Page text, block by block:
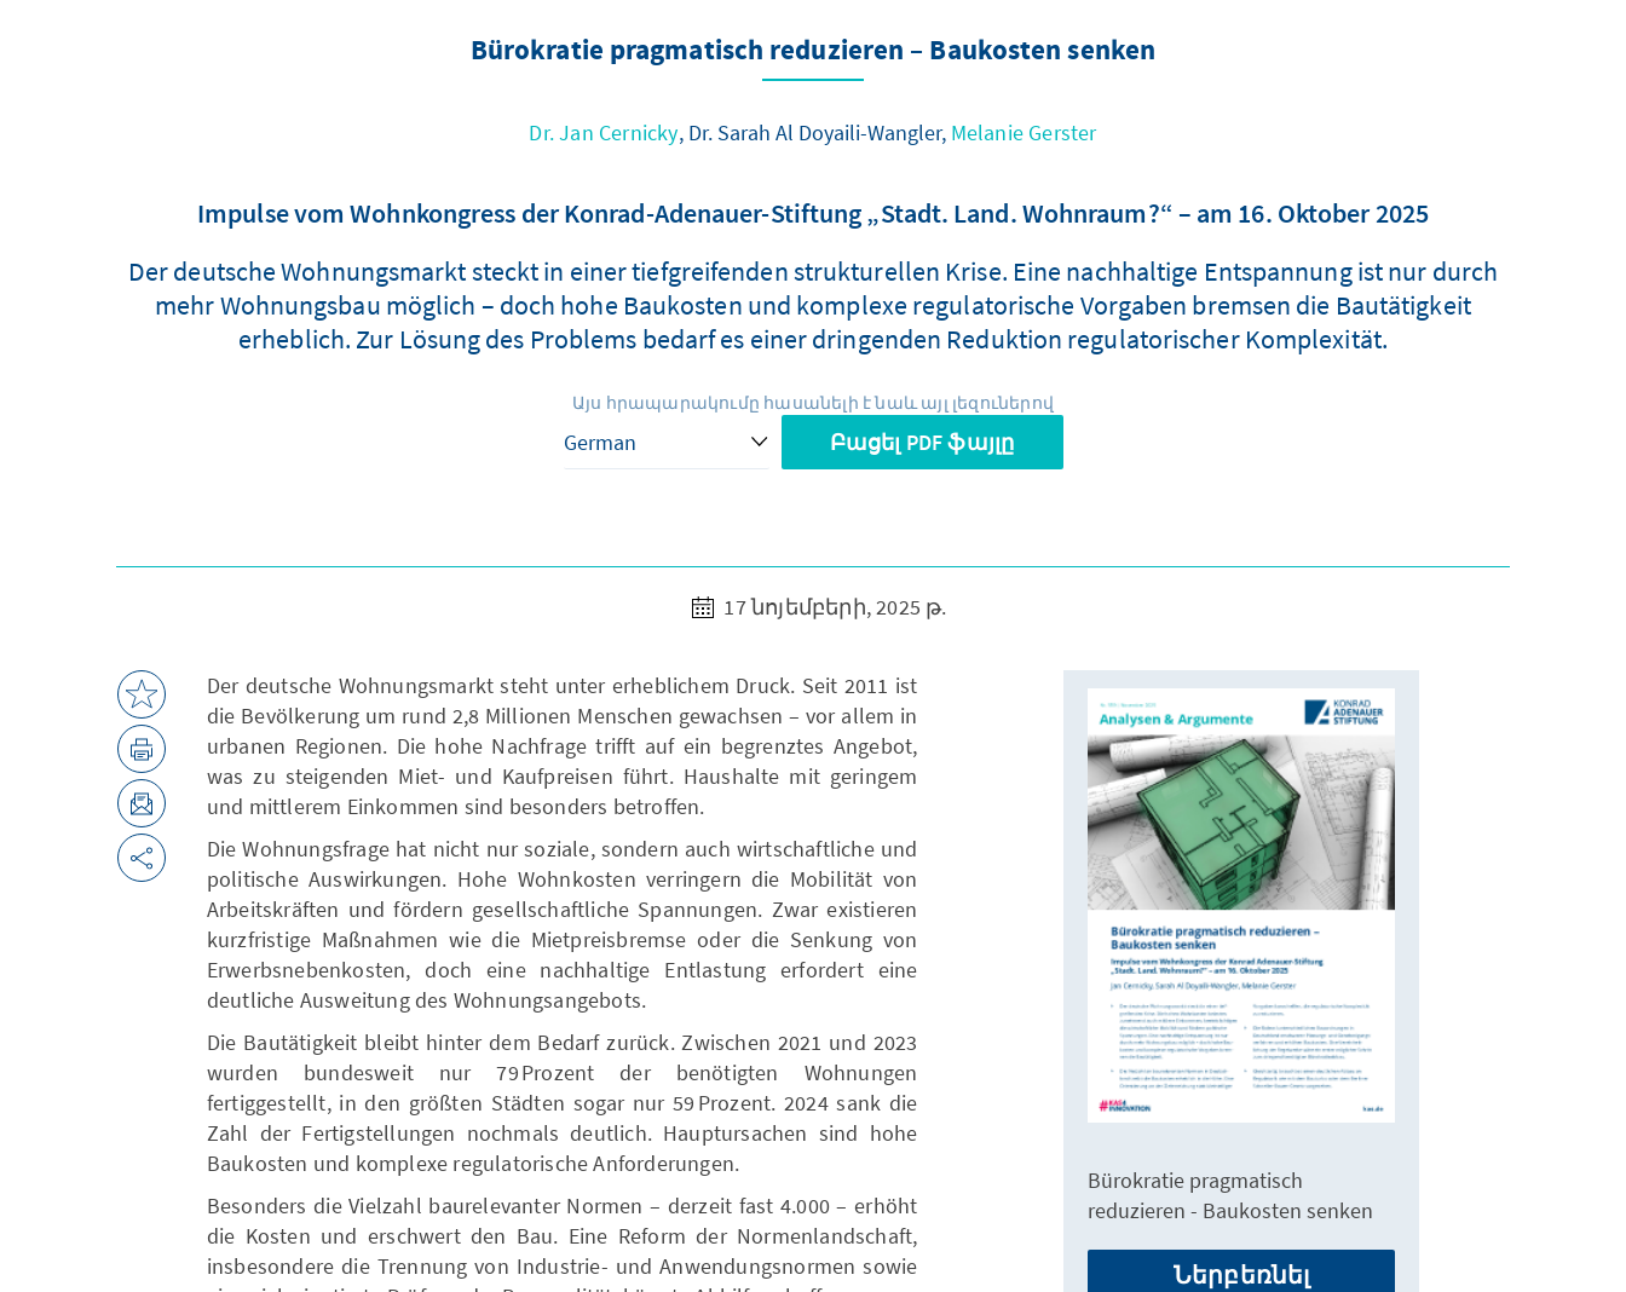
Bürokratie pragmatisch reduzieren – Baukosten senken
Dr. Jan Cernicky, Dr. Sarah Al Doyaili-Wangler, Melanie Gerster
Impulse vom Wohnkongress der Konrad-Adenauer-Stiftung „Stadt. Land. Wohnraum?“ – am 16. Oktober 2025
Der deutsche Wohnungsmarkt steckt in einer tiefgreifenden strukturellen Krise. Eine nachhaltige Entspannung ist nur durch
mehr Wohnungsbau möglich – doch hohe Baukosten und komplexe regulatorische Vorgaben bremsen die Bautätigkeit
erheblich. Zur Lösung des Problems bedarf es einer dringenden Reduktion regulatorischer Komplexität.
Այս հրապարակումը հասանելի է նաև այլ լեզուներով
Բացել PDF ֆայլը
17 նոյեմբերի, 2025 թ.
Der deutsche Wohnungsmarkt steht unter erheblichem Druck. Seit 2011 ist
die Bevölkerung um rund 2,8 Millionen Menschen gewachsen – vor allem in
urbanen Regionen. Die hohe Nachfrage trifft auf ein begrenztes Angebot,
was zu steigenden Miet- und Kaufpreisen führt. Haushalte mit geringem
und mittlerem Einkommen sind besonders betroffen.
Die Wohnungsfrage hat nicht nur soziale, sondern auch wirtschaftliche und
politische Auswirkungen. Hohe Wohnkosten verringern die Mobilität von
Arbeitskräften und fördern gesellschaftliche Spannungen. Zwar existieren
kurzfristige Maßnahmen wie die Mietpreisbremse oder die Senkung von
Erwerbsnebenkosten, doch eine nachhaltige Entlastung erfordert eine
deutliche Ausweitung des Wohnungsangebots.
Die Bautätigkeit bleibt hinter dem Bedarf zurück. Zwischen 2021 und 2023
wurden bundesweit nur 79 Prozent der benötigten Wohnungen
fertiggestellt, in den größten Städten sogar nur 59 Prozent. 2024 sank die
Zahl der Fertigstellungen nochmals deutlich. Hauptursachen sind hohe
Baukosten und komplexe regulatorische Anforderungen.
Besonders die Vielzahl baurelevanter Normen – derzeit fast 4.000 – erhöht
die Kosten und erschwert den Bau. Eine Reform der Normenlandschaft,
insbesondere die Trennung von Industrie- und Anwendungsnormen sowie
Bürokratie pragmatisch
reduzieren - Baukosten senken
Ներբեռնել